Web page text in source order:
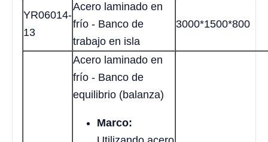
YR06014-
13
Acero laminado en
frío - Banco de
trabajo en isla
3000*1500*800
Acero laminado en
frío - Banco de
equilibrio (balanza)
Marco: